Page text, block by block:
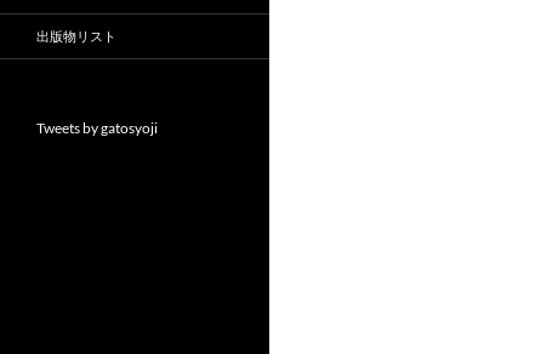
出版物リスト
Tweets by gatosyoji